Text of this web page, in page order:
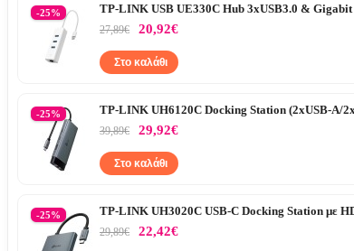
-25% TP-LINK USB UE330C Hub 3xUSB3.0 &
27,89€ 20,92€
Στο καλάθι
-25% TP-LINK UH6120C Docking Station (2xUSB-A/
39,89€ 29,92€
Στο καλάθι
-25% TP-LINK UH3020C USB-C Docking Station με
29,89€ 22,42€